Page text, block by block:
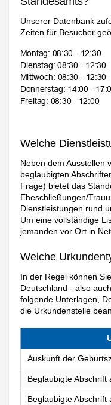
Unserer Datenbank
Zeiten für Besucher
Welche
Neben dem Ausstellen
beglaubigten
Frage) bietet das
Eheschließungen/
Dienstleistungen rund
Um eine vollständige
jemanden vor Ort in
Welche
In der Regel können
Deutschland - also
folgende Unterlagen,
die Urkundenstelle
Auskunft der
Beglaubigte Abschrift
Beglaubigte